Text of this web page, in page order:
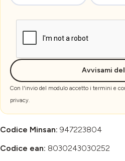
Avvisami
Con l'invio del modulo accetto i termini e
privacy.
Codice Minsan: 947223804
Codice ean: 8030243030252